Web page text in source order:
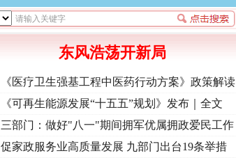
东风浩荡开新局
《医疗卫生强基工程中医药行动方案》政策解读
《可再生能源发展“十五五”规划》发布｜全文
三部门：做好"八一"期间拥军优属拥政爱民工作
促家政服务业高质量发展 九部门出台19条举措